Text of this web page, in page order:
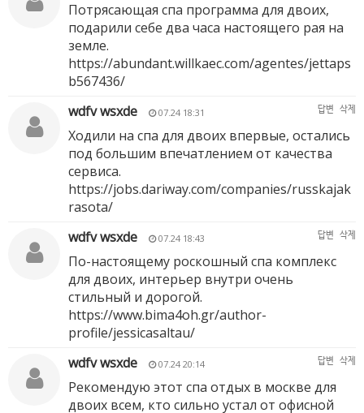
Потрясающая спа программа для двоих,
подарили себе два часа настоящего рая на
земле.
https://abundant.willkaec.com/agentes/jettaps
b567436/
wdfv wsxde
07.24 18:31 답변 삭제
Ходили на спа для двоих впервые, остались
под большим впечатлением от качества
сервиса.
https://jobs.dariway.com/companies/russkajak
rasota/
wdfv wsxde
07.24 18:43 답변 삭제
По-настоящему роскошный спа комплекс
для двоих, интерьер внутри очень
стильный и дорогой.
https://www.bima4oh.gr/author-
profile/jessicasaltau/
wdfv wsxde
07.24 20:14 답변 삭제
Рекомендую этот спа отдых в москве для
двоих всем, кто сильно устал от офисной